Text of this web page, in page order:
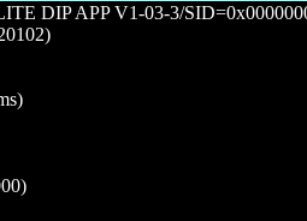
DIP APP V1-03-3/